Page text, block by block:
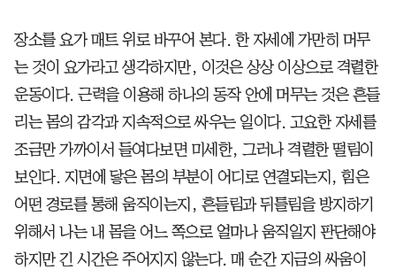
장소를 요가 매트 위로 바꾸어 본다. 한 자세에 가만히 머무
는 것이 요가라고 생각하지만, 이것은 상상 이상으로 격렬한
운동이다. 근력을 이용해 하나의 동작 안에 머무는 것은 흔들
리는 몸의 감각과 지속적으로 싸우는 일이다. 고요한 자세를
조금만 가까이서 들여다보면 미세한, 그러나 격렬한 떨림이
보인다. 지면에 닿은 몸의 부분이 어디로 연결되는지, 힘은
어떤 경로를 통해 움직이는지, 흔들림과 뒤틀림을 방지하기
위해서 나는 내 몸을 어느 쪽으로 얼마나 움직일지 판단해야
하지만 긴 시간은 주어지지 않는다. 매 순간 지금의 싸움이